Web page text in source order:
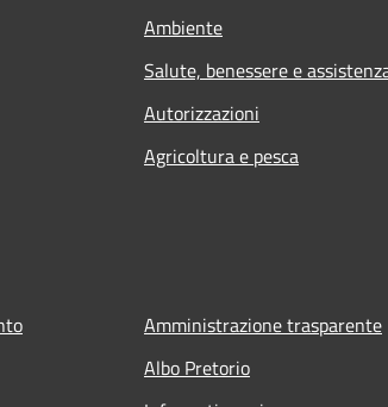
Ambiente
Salute, benessere e
Autorizzazioni
Agricoltura e pesca
Amministrazione trasparente
Albo Pretorio